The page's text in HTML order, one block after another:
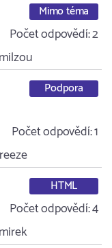
Mimo téma
Počet odpovědí:2
milzou
Podpora
Počet odpovědí:1
HTML
Počet odpovědí:4
mirek